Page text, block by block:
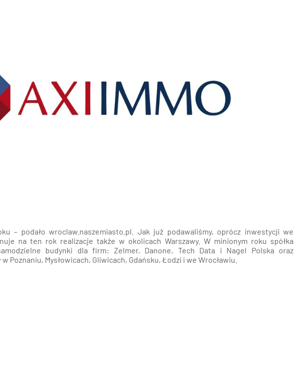
Gdańsk i okolice
Szczecin i okolice
– podało wroclaw.naszemiasto.pl. Jak już podawaliśmy, oprócz inwestycji we
na ten rok realizacje także w okolicach Warszawy. W minionym roku spółka
budynki dla firm: Zelmer, Danone, Tech Data i Nagel Polska oraz
Poznaniu, Mysłowicach, Gliwicach, Gdańsku, Łodzi i we Wrocławiu.